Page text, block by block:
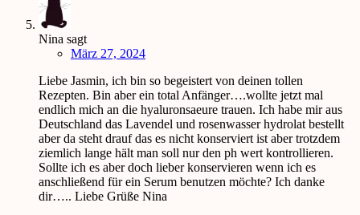
Nina sagt
März 27, 2024
Liebe Jasmin, ich bin so begeistert von deinen tollen
Rezepten. Bin aber ein total Anfänger….wollte jetzt mal
endlich mich an die hyaluronsaeure trauen. Ich habe mir aus
Deutschland das Lavendel und rosenwasser hydrolat bestellt
aber da steht drauf das es nicht konserviert ist aber trotzdem
ziemlich lange hält man soll nur den ph wert kontrollieren.
Sollte ich es aber doch lieber konservieren wenn ich es
anschließend für ein Serum benutzen möchte? Ich danke
dir….. Liebe Grüße Nina